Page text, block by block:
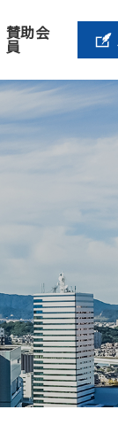
賛助会
員